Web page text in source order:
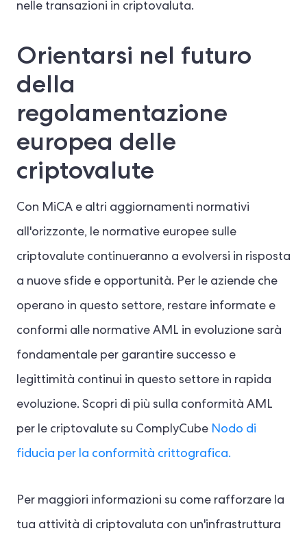
nelle transazioni in criptovaluta.
Orientarsi nel futuro
della
regolamentazione
europea delle
criptovalute
Con MiCA e altri aggiornamenti normativi
all'orizzonte, le normative europee sulle
criptovalute continueranno a evolversi in risposta
a nuove sfide e opportunità. Per le aziende che
operano in questo settore, restare informate e
conformi alle normative AML in evoluzione sarà
fondamentale per garantire successo e
legittimità continui in questo settore in rapida
evoluzione. Scopri di più sulla conformità AML
per le criptovalute su ComplyCube Nodo di
fiducia per la conformità crittografica.
Per maggiori informazioni su come rafforzare la
tua attività di criptovaluta con un'infrastruttura